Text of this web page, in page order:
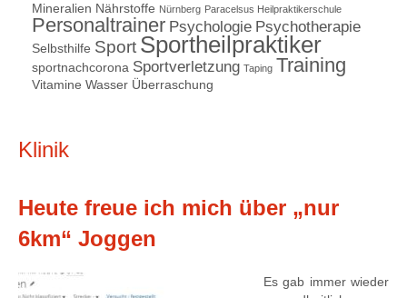
Mineralien Nährstoffe Nürnberg Paracelsus Heilpraktikerschule
Personaltrainer Psychologie Psychotherapie
Selbsthilfe Sport Sportheilpraktiker
sportnachcorona Sportverletzung Taping Training
Vitamine Wasser Überraschung
Klinik
Heute freue ich mich über „nur
6km“ Joggen
Es gab immer wieder